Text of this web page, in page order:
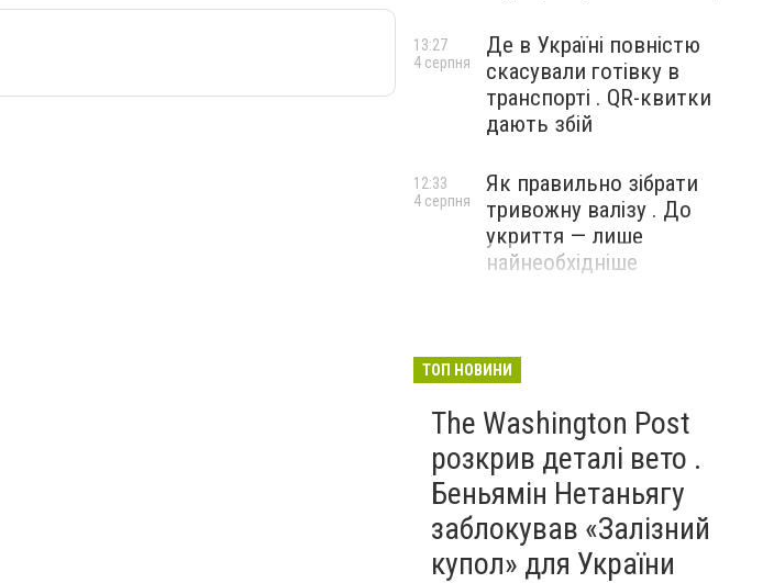
Де в Україні повністю
скасували готівку в
транспорті . QR-квитки
дають збій
13:27
4 серпня
Як правильно зібрати
тривожну валізу . До
укриття — лише
найнеобхідніше
12:33
4 серпня
ТОП НОВИНИ
The Washington Post
розкрив деталі вето .
Беньямін Нетаньягу
заблокував «Залізний
купол» для України